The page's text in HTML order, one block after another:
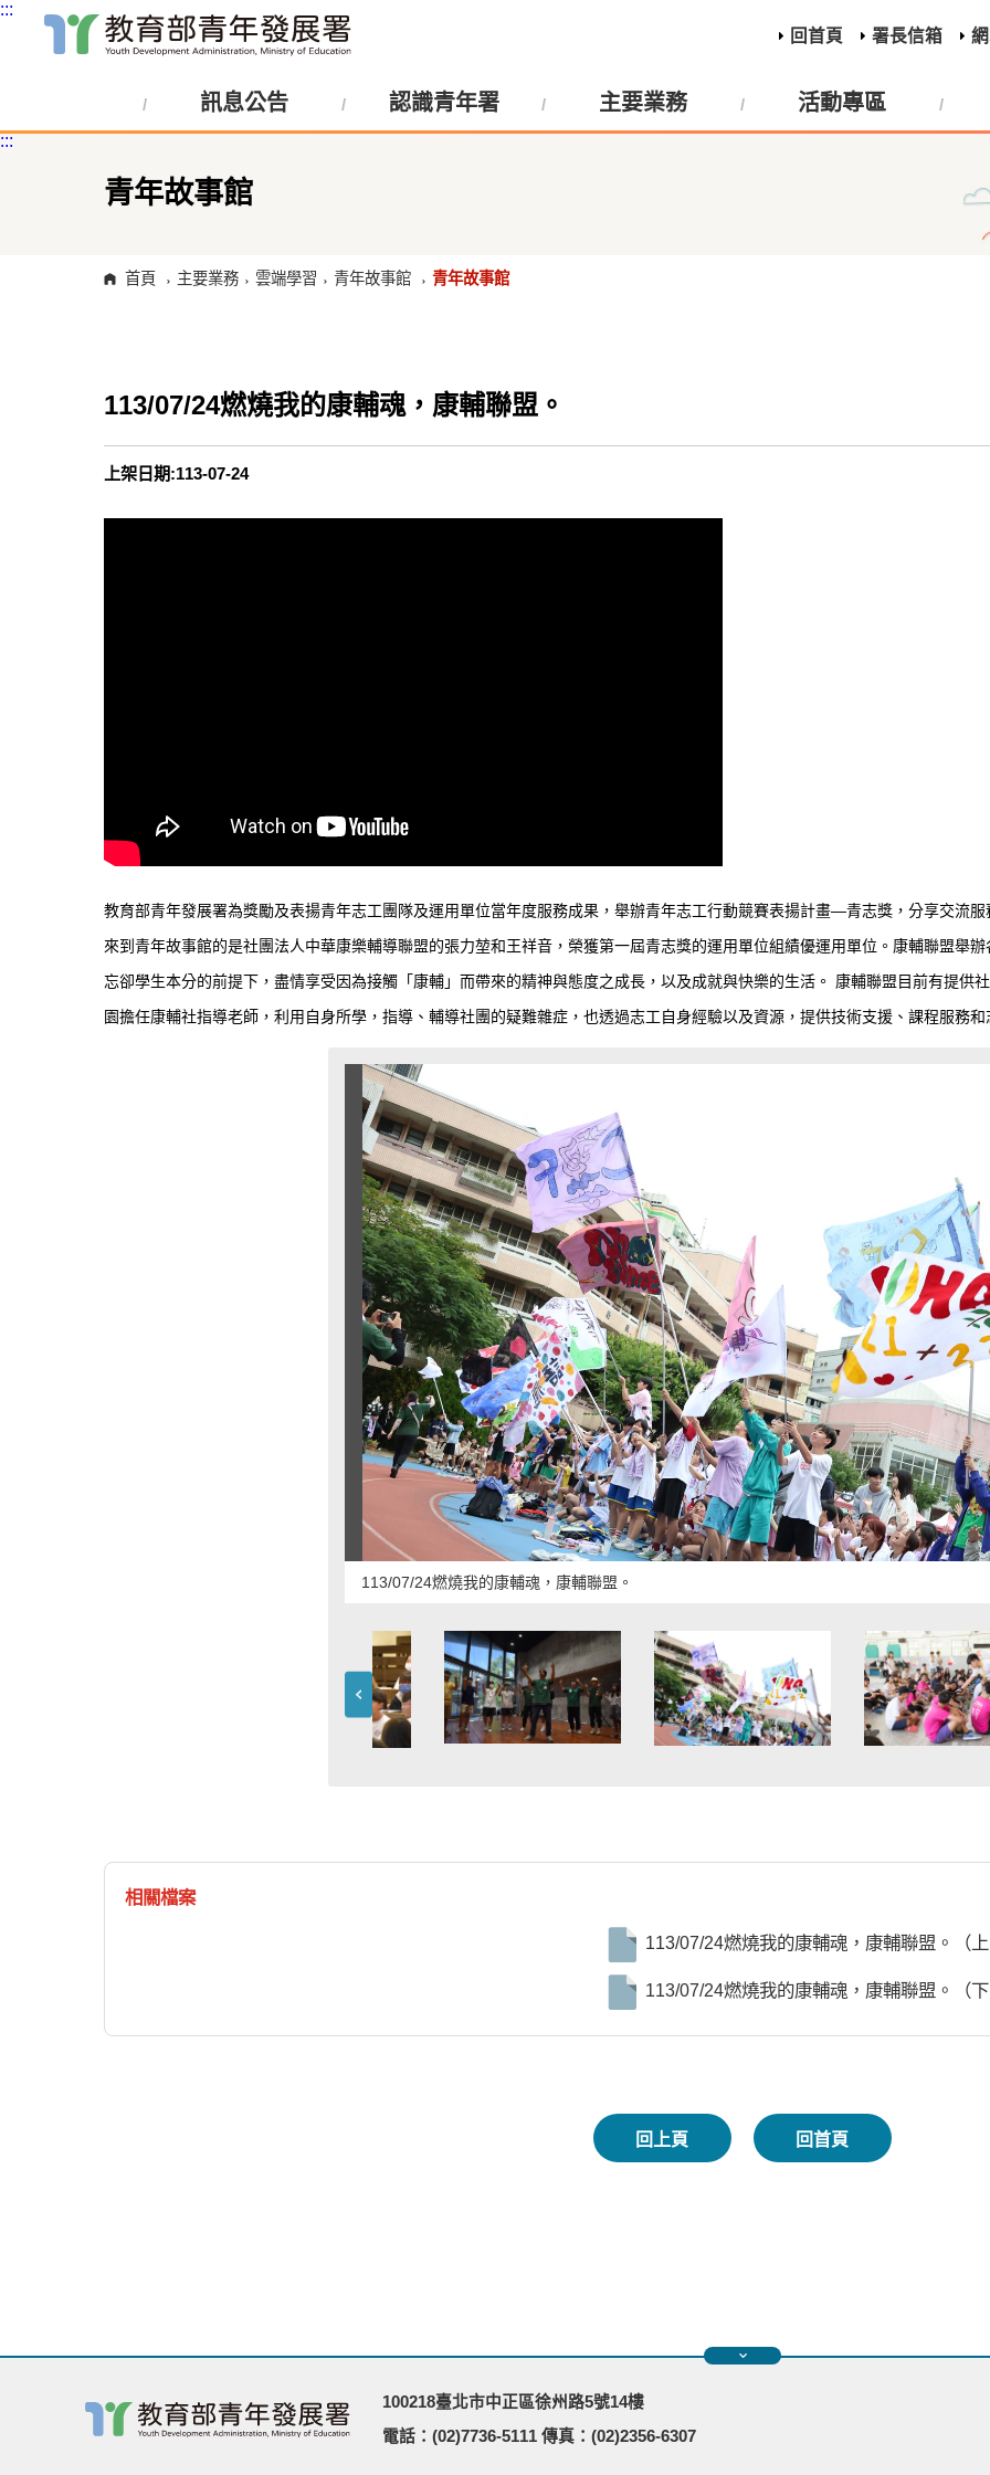
容
:::
回首頁
署長信箱
訊息公告 認識青年署 主要業務 活動專區
:::
青年故事館
首頁 主要業務 雲端學習 青年故事館 青年故事館
113/07/24燃燒我的康輔魂，康輔聯盟。
上架日期:113-07-24
教育部青年發展署為獎勵及表揚青年志工團隊及運用單位當年度服務成果，舉辦青年志工行動競賽表揚計畫—青志獎，分享交流
來到青年故事館的是社團法人中華康樂輔導聯盟的張力堃和王祥音，榮獲第一屆青志獎的運用單位組績優運用單位。康輔聯盟舉
忘卻學生本分的前提下，盡情享受因為接觸「康輔」而帶來的精神與態度之成長，以及成就與快樂的生活。 康輔聯盟目前有提供
園擔任康輔社指導老師，利用自身所學，指導、輔導社團的疑難雜症，也透過志工自身經驗以及資源，提供技術支援、課程服務
113/07/24燃燒我的康輔魂，康輔聯盟。
相關檔案
113/07/24燃燒我的康輔魂，康輔聯盟。（
113/07/24燃燒我的康輔魂，康輔聯盟。（
回上頁 回首頁
100218臺北市中正區徐州路5號14樓
電話：(02)7736-5111 傳真：(02)2356-6307